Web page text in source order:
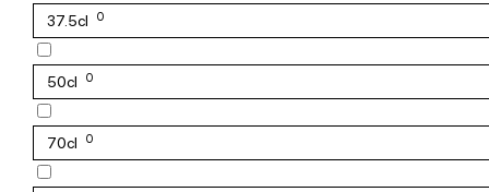
37.5cl 0
50cl 0
70cl 0